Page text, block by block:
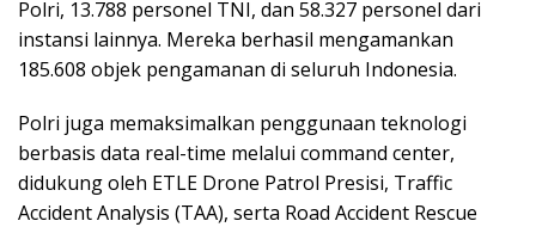
Polri, 13.788 personel TNI, dan 58.327 personel dari
instansi lainnya. Mereka berhasil mengamankan
185.608 objek pengamanan di seluruh Indonesia.
Polri juga memaksimalkan penggunaan teknologi
berbasis data real-time melalui command center,
didukung oleh ETLE Drone Patrol Presisi, Traffic
Accident Analysis (TAA), serta Road Accident Rescue